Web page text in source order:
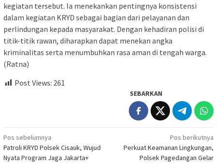
kegiatan tersebut. Ia menekankan pentingnya konsistensi
dalam kegiatan KRYD sebagai bagian dari pelayanan dan
perlindungan kepada masyarakat. Dengan kehadiran polisi di
titik-titik rawan, diharapkan dapat menekan angka
kriminalitas serta menumbuhkan rasa aman di tengah warga.
(Ratna)
Post Views: 261
SEBARKAN
Navigasi
pos
Pos sebelumnya
Patroli KRYD Polsek Cisauk, Wujud
Nyata Program Jaga Jakarta+
Pos berikutnya
Perkuat Keamanan Lingkungan,
Polsek Pagedangan Gelar